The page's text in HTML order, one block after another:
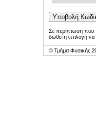
Σε περίπτωση που
δωθεί η επιλογή
© Τμήμα Φυσικής